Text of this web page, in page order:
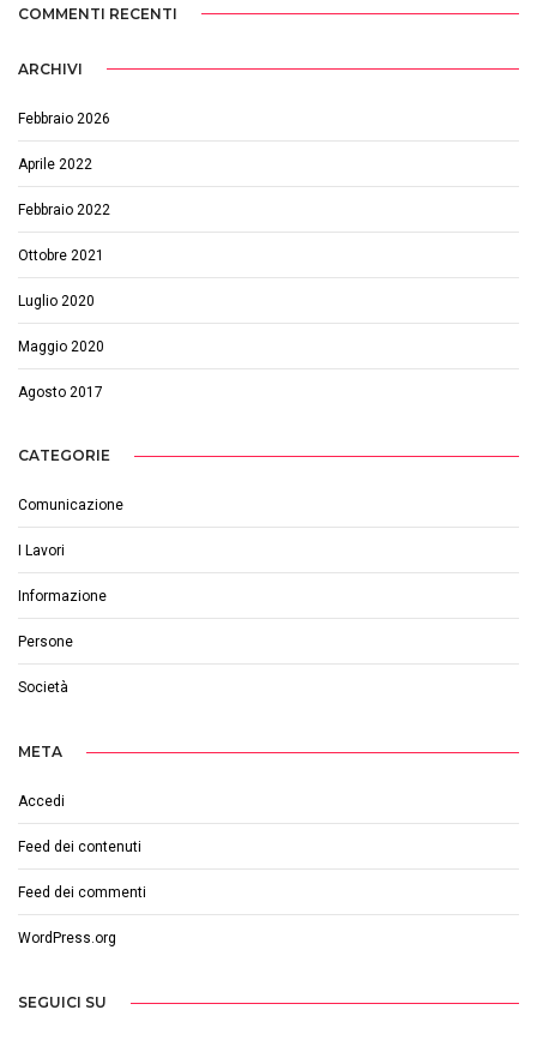
COMMENTI RECENTI
ARCHIVI
Febbraio 2026
Aprile 2022
Febbraio 2022
Ottobre 2021
Luglio 2020
Maggio 2020
Agosto 2017
CATEGORIE
Comunicazione
I Lavori
Informazione
Persone
Società
META
Accedi
Feed dei contenuti
Feed dei commenti
WordPress.org
SEGUICI SU